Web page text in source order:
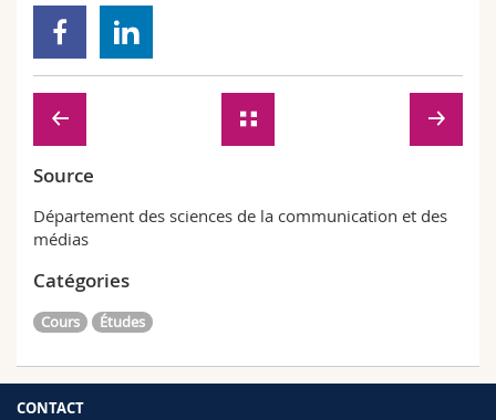
Source
Département des sciences de la communication et des
médias
Catégories
Cours Études
CONTACT